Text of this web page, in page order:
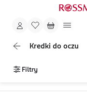
Kredki do oczu
Filtry